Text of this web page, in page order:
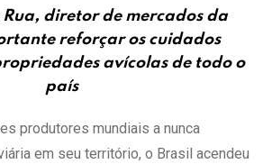
Rua, diretor de mercados da
reforçar os cuidados
avícolas de todo o
país
produtores mundiais a nunca
em seu território, o Brasil acendeu